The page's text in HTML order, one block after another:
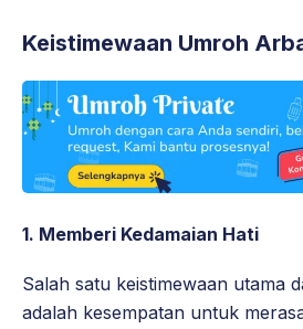
Keistimewaan Umroh
1. Memberi Kedamaian Hati
Salah satu keistimewaan utama
adalah kesempatan untuk